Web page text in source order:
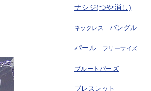
ナシジ(つや消し)
ネックレス バングル
パール フリーサイズ
ブルートパーズ
ブレスレット